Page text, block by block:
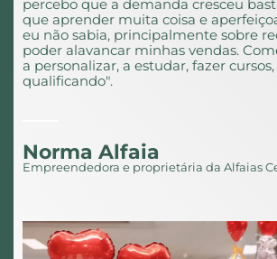
percebo que a demanda cresceu
que aprender muita coisa e
eu não sabia, principalmente sobre
poder alavancar minhas vendas.
a personalizar, a estudar, fazer
qualificando".
Norma Alfaia
Empreendedora e proprietária da Alfaias